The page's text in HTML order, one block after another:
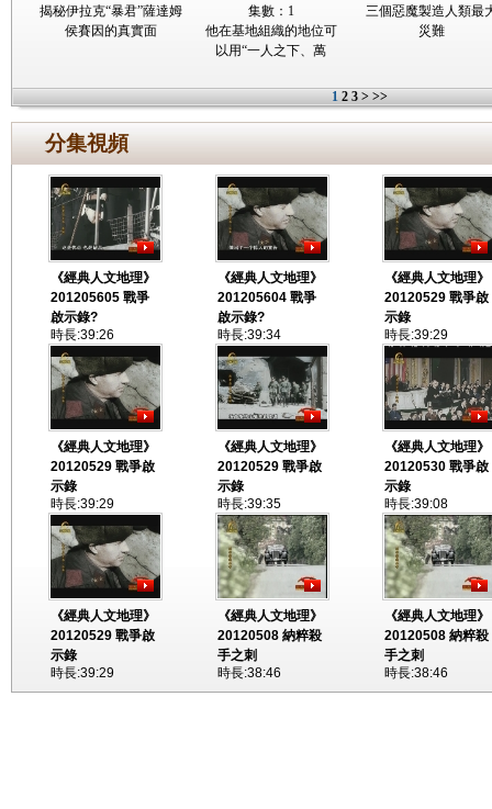
揭秘伊拉克“暴君”薩達姆
侯賽因的真實面
集數：1
他在基地組織的地位可
以用“一人之下、萬
三個惡魔製造人類最
災難
1 2 3 > >>
分集視頻
《經典人文地理》
201205605 戰爭
啟示錄?
時長:39:26
《經典人文地理》
201205604 戰爭
啟示錄?
時長:39:34
《經典人文地理》
20120529 戰爭啟
示錄
時長:39:29
《經典人文地理》
20120529 戰爭啟
示錄
時長:39:29
《經典人文地理》
20120529 戰爭啟
示錄
時長:39:35
《經典人文地理》
20120530 戰爭啟
示錄
時長:39:08
《經典人文地理》
20120529 戰爭啟
示錄
時長:39:29
《經典人文地理》
20120508 納粹殺
手之刺
時長:38:46
《經典人文地理》
20120508 納粹殺
手之刺
時長:38:46